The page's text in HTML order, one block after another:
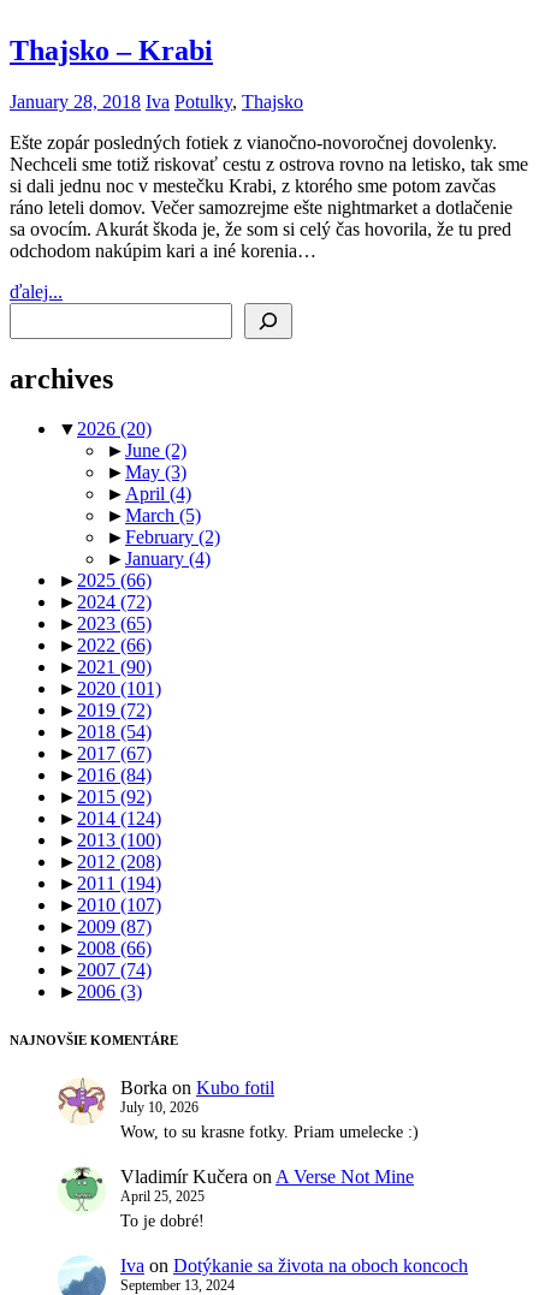
Thajsko – Krabi
January 28, 2018 Iva Potulky, Thajsko
Ešte zopár posledných fotiek z vianočno-novoročnej dovolenky.
Nechceli sme totiž riskovať cestu z ostrova rovno na letisko, tak sme
si dali jednu noc v mestečku Krabi, z ktorého sme potom zavčas
ráno leteli domov. Večer samozrejme ešte nightmarket a dotlačenie
sa ovocím. Akurát škoda je, že som si celý čas hovorila, že tu pred
odchodom nakúpim kari a iné korenia…
ďalej...
archives
▼2026 (20)
►June (2)
►May (3)
►April (4)
►March (5)
►February (2)
►January (4)
►2025 (66)
►2024 (72)
►2023 (65)
►2022 (66)
►2021 (90)
►2020 (101)
►2019 (72)
►2018 (54)
►2017 (67)
►2016 (84)
►2015 (92)
►2014 (124)
►2013 (100)
►2012 (208)
►2011 (194)
►2010 (107)
►2009 (87)
►2008 (66)
►2007 (74)
►2006 (3)
NAJNOVŠIE KOMENTÁRE
Borka on Kubo fotil
July 10, 2026
Wow, to su krasne fotky. Priam umelecke :)
Vladimír Kučera on A Verse Not Mine
April 25, 2025
To je dobré!
Iva on Dotýkanie sa života na oboch koncoch
September 13, 2024